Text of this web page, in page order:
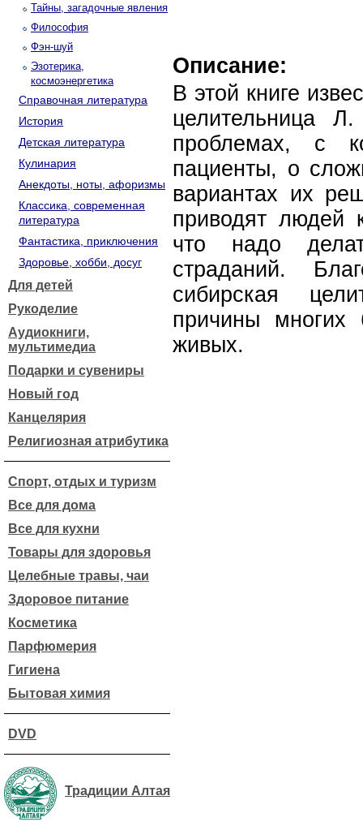
Тайны, загадочные явления
Философия
Фэн-шуй
Эзотерика,
космоэнергетика
Справочная литература
История
Детская литература
Кулинария
Анекдоты, ноты, афоризмы
Классика, современная
литература
Фантастика, приключения
Здоровье, хобби, досуг
Для детей
Рукоделие
Аудиокниги,
мультимедиа
Подарки и сувениры
Новый год
Канцелярия
Религиозная атрибутика
Спорт, отдых и туризм
Все для дома
Все для кухни
Товары для здоровья
Целебные травы, чаи
Здоровое питание
Косметика
Парфюмерия
Гигиена
Бытовая химия
DVD
Традиции Алтая
Описание:
В этой книге
целительница
проблемах, с
пациенты, о
вариантах их
приводят людей
что надо
страданий.
сибирская
причины
живых.